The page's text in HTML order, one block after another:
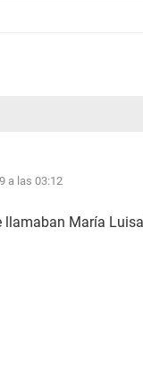
a las 03:12
llamaban María